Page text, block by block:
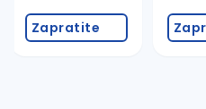
Zapratite